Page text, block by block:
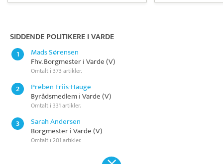
SIDDENDE POLITIKERE I VARDE
1 Mads Sørensen
Fhv. Borgmester i Varde (V)
Omtalt i 373 artikler.
2 Preben Friis-Hauge
Byrådsmedlem i Varde (V)
Omtalt i 331 artikler.
3 Sarah Andersen
Borgmester i Varde (V)
Omtalt i 201 artikler.